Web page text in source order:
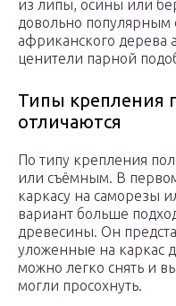
из липы, осины или
довольно популярным
африканского
ценители парной
Типы крепления
отличаются
По типу крепления
или съёмным. В
каркасу на саморезы
вариант больше
древесины. Он
уложенные на каркас
можно легко снять и
могли просохнуть.